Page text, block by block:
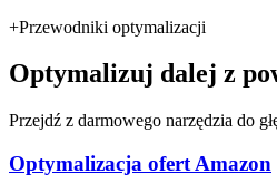
+Przewodniki optymalizacji
Optymalizuj dalej z
Przejdź z darmowego narzędzia do
Optymalizacja ofert Amazon